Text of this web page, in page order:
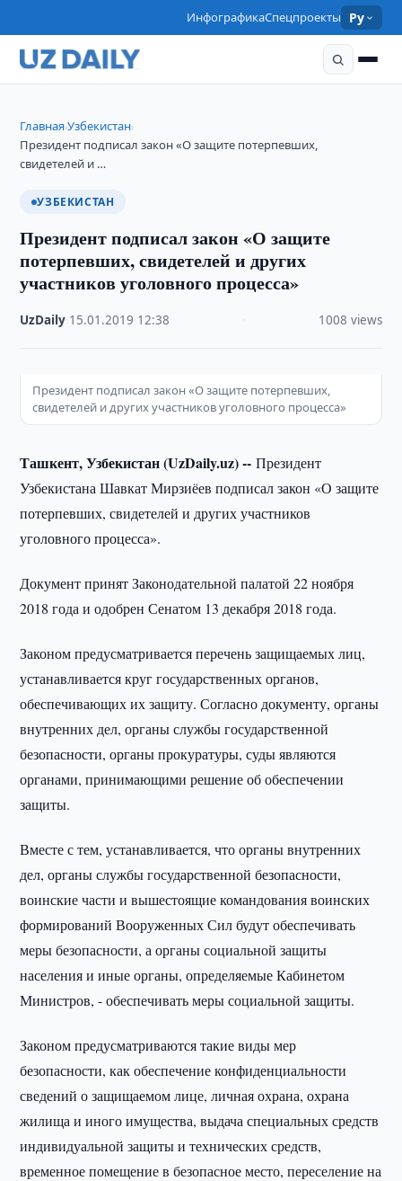
ИнфографикаСпецпроекты Ру
Главная›Узбекистан›
Президент подписал закон «О защите потерпевших,
свидетелей и …
УЗБЕКИСТАН
Президент подписал закон «О защите
потерпевших, свидетелей и других
участников уголовного процесса»
UzDaily 15.01.2019 12:38 1008 views
Президент подписал закон «О защите потерпевших,
свидетелей и других участников уголовного процесса»
Ташкент, Узбекистан (UzDaily.uz) --Президент
Узбекистана Шавкат Мирзиёев подписал закон «О защите
потерпевших, свидетелей и других участников
уголовного процесса».
Документ принят Законодательной палатой 22 ноября
2018 года и одобрен Сенатом 13 декабря 2018 года.
Законом предусматривается перечень защищаемых лиц,
устанавливается круг государственных органов,
обеспечивающих их защиту. Согласно документу, органы
внутренних дел, органы службы государственной
безопасности, органы прокуратуры, суды являются
органами, принимающими решение об обеспечении
защиты.
Вместе с тем, устанавливается, что органы внутренних
дел, органы службы государственной безопасности,
воинские части и вышестоящие командования воинских
формирований Вооруженных Сил будут обеспечивать
меры безопасности, а органы социальной защиты
населения и иные органы, определяемые Кабинетом
Министров, - обеспечивать меры социальной защиты.
Законом предусматриваются такие виды мер
безопасности, как обеспечение конфиденциальности
сведений о защищаемом лице, личная охрана, охрана
жилища и иного имущества, выдача специальных средств
индивидуальной защиты и технических средств,
временное помещение в безопасное место, переселение на